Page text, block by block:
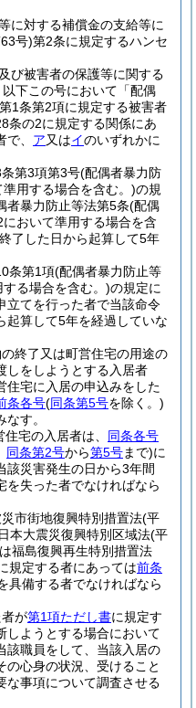
に対する補償金の支給等に
号)第2条に規定するハンセ
び被害者の保護等に関する
下この号において「配偶
第1条第2項に規定する被害者
条の2に規定する関係にあ
、 ア又はイのいずれかに
第3項第3号(配偶者暴力防
用する場合を含む。)の規
者暴力防止等法第5条(配偶
おいて準用する場合を含
了した日から起算して5年
条第1項(配偶者暴力防止等
る場合を含む。)の規定に
立てを行った者で当該命令
起算して5年を経過していな
終了又は町営住宅の用途の
しをしようとする入居者
住宅に入居の申込みをした
条各号(同条第5号を除く。)
す。
宅の入居者は、 同条各号
同条第2号から第5号まで)に
該災害発生の日から3年間
を失った者でなければなら
市街地復興特別措置法(平
本大震災復興特別区域法(平
福島復興再生特別措置法
規定する者にあっては前条
具備する者でなければなら
が第1項ただし書に規定す
しようとする場合において
該職員をして、当該入居の
の心身の状況、受けること
な事項について調査させる